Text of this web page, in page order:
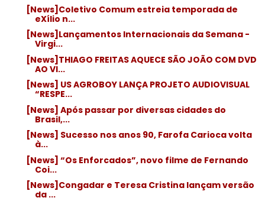
[News]Coletivo Comum estreia temporada de
eXílio n...
[News]Lançamentos Internacionais da Semana -
Virgi...
[News]THIAGO FREITAS AQUECE SÃO JOÃO COM DVD
AO VI...
[News] US AGROBOY LANÇA PROJETO AUDIOVISUAL
“RESPE...
[News] Após passar por diversas cidades do
Brasil,...
[News] Sucesso nos anos 90, Farofa Carioca volta
à...
[News] “Os Enforcados”, novo filme de Fernando
Coi...
[News]Congadar e Teresa Cristina lançam versão
da ...